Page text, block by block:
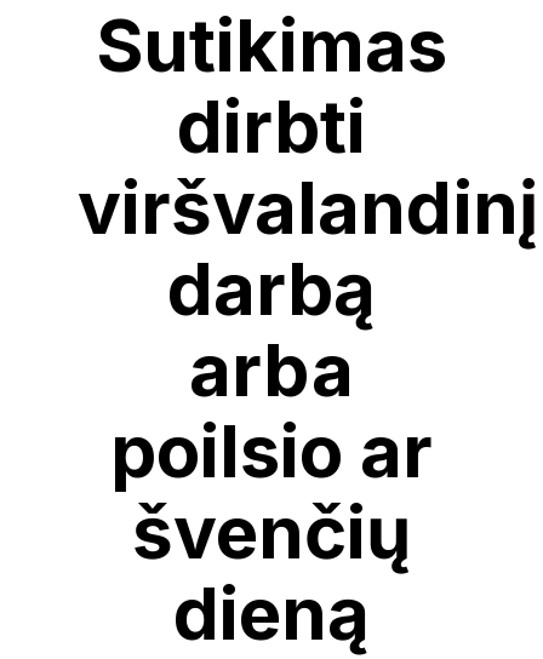
Sutikimas
dirbti
viršvalandinį
darbą
arba
poilsio ar
švenčių
dieną